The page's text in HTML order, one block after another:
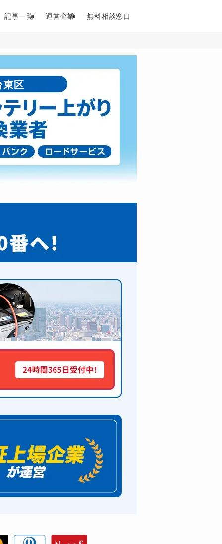
記事一覧 運営企業 無料相談窓口
東区